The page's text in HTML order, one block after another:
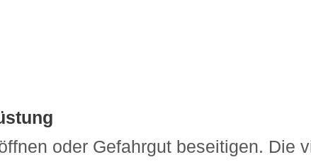
oder Gefahrgut beseitigen. Die